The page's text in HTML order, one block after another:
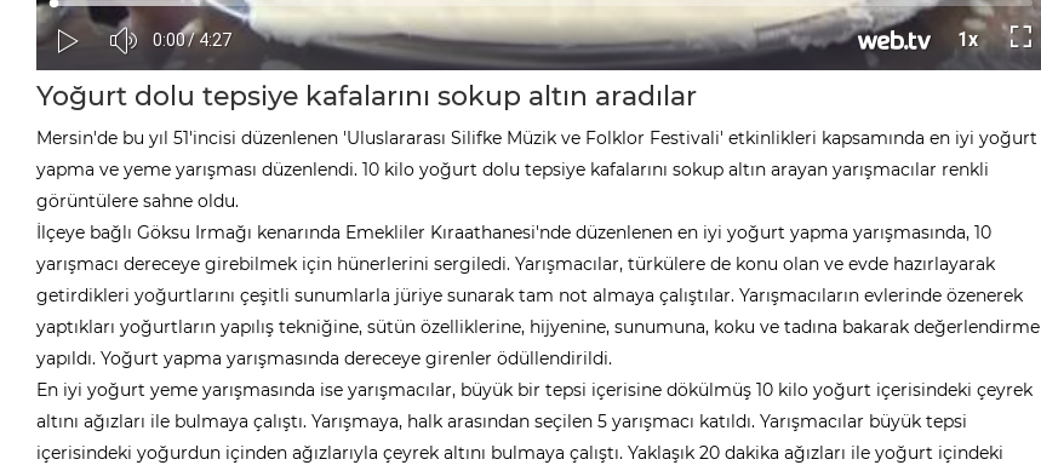
Yoğurt dolu tepsiye kafalarını sokup altın aradılar
Mersin'de bu yıl 51'incisi düzenlenen 'Uluslararası Silifke Müzik ve Folklor Festivali' etkinlikleri kapsamında en iyi yoğurt
yapma ve yeme yarışması düzenlendi. 10 kilo yoğurt dolu tepsiye kafalarını sokup altın arayan yarışmacılar renkli
görüntülere sahne oldu.
İlçeye bağlı Göksu Irmağı kenarında Emekliler Kıraathanesi'nde düzenlenen en iyi yoğurt yapma yarışmasında, 10
yarışmacı dereceye girebilmek için hünerlerini sergiledi. Yarışmacılar, türkülere de konu olan ve evde hazırlayarak
getirdikleri yoğurtlarını çeşitli sunumlarla jüriye sunarak tam not almaya çalıştılar. Yarışmacıların evlerinde özenerek
yaptıkları yoğurtların yapılış tekniğine, sütün özelliklerine, hijyenine, sunumuna, koku ve tadına bakarak değerlendirme
yapıldı. Yoğurt yapma yarışmasında dereceye girenler ödüllendirildi.
En iyi yoğurt yeme yarışmasında ise yarışmacılar, büyük bir tepsi içerisine dökülmüş 10 kilo yoğurt içerisindeki çeyrek
altını ağızları ile bulmaya çalıştı. Yarışmaya, halk arasından seçilen 5 yarışmacı katıldı. Yarışmacılar büyük tepsi
içerisindeki yoğurdun içinden ağızlarıyla çeyrek altını bulmaya çalıştı. Yaklaşık 20 dakika ağızları ile yoğurt içindeki